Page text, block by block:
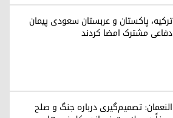
ترکیه، پاکستان و عربستان سعودی پیمان
دفاعی مشترک امضا کردند
النعمان: تصمیم‌گیری درباره جنگ و صلح